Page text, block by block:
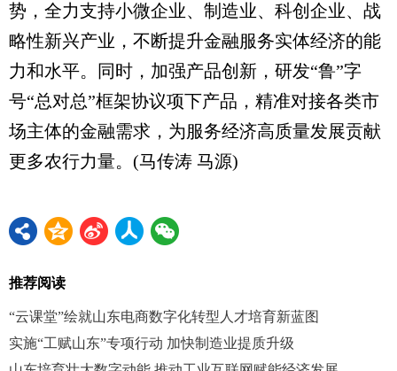
势，全力支持小微企业、制造业、科创企业、战
略性新兴产业，不断提升金融服务实体经济的能
力和水平。同时，加强产品创新，研发“鲁”字
号“总对总”框架协议项下产品，精准对接各类市
场主体的金融需求，为服务经济高质量发展贡献
更多农行力量。(马传涛 马源)
推荐阅读
“云课堂”绘就山东电商数字化转型人才培育新蓝图
实施“工赋山东”专项行动 加快制造业提质升级